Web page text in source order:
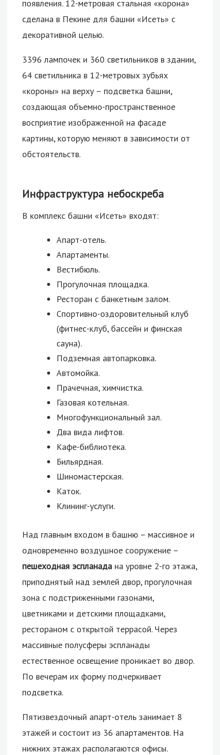
появления. 12-метровая стальная «корона»
сделана в Пекине для башни «Исеть» с
декоративной целью.
3396 лампочек и 360 светильников в здании,
64 светильника в 12-метровых зубьях
«короны» на верху – подсветка башни,
создающая объемно-пространственное
восприятие изображенной на фасаде
картины, которую меняют в зависимости от
обстоятельств.
Инфраструктура небоскреба
В комплекс башни «Исеть» входят:
Апарт-отель.
Апартаменты.
Вестибюль.
Прогулочная площадка.
Ресторан с банкетным залом.
Спортивно-оздоровительный клуб
(фитнес-клуб, бассейн и финская
сауна).
Подземная автопарковка.
Автомойка.
Прачечная, химчистка.
Газовая котельная.
Многофункциональный зал.
Два вида лифтов.
Кафе-библиотека.
Бильярдная.
Шиномастерская.
Каток.
Клининг-услуги.
Над главным входом в башню – массивное и
одновременно воздушное сооружение –
пешеходная эспланада на уровне 2-го этажа,
приподнятый над землей двор, прогулочная
зона с подстриженными газонами,
цветниками и детскими площадками,
рестораном с открытой террасой. Через
массивные полусферы эспланады
естественное освещение проникает во двор.
По вечерам их форму подчеркивает
подсветка.
Пятизвездочный апарт-отель занимает 8
этажей и состоит из 36 апартаментов. На
нижних этажах располагаются офисы.